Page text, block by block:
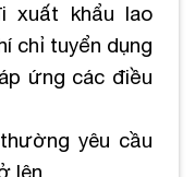
xuất khẩu lao
chỉ tuyển dụng
ứng các điều
yêu cầu
lên